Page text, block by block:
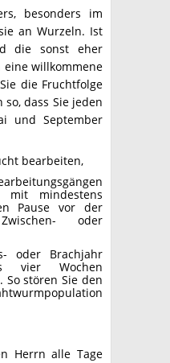
besonders im
an Wurzeln. Ist
die sonst eher
willkommene
die Fruchtfolge
dass Sie jeden
und September
bearbeiten,
mit mindestens
Pause vor der
oder
oder Brachjahr
vier Wochen
So stören Sie den
Herrn alle Tage